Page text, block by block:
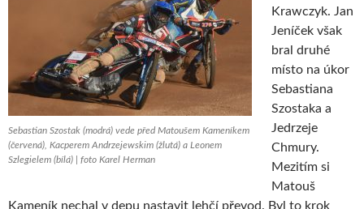
Sebastian Szostak (modrá) vede před Matoušem Kameníkem
(červená), Kacperem Andrzejewskim (žlutá) a Leonem
Szlegielem (bílá) | foto Karel Herman
Krawczyk. Jan
Jeníček však
bral druhé
místo na úkor
Sebastiana
Szostaka a
Jedrzeje
Chmury.
Mezitím si
Matouš
Kameník nechal v depu nastavit lehčí převod. Byl to krok